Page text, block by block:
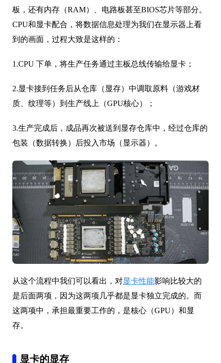
板，还有内存（RAM）、电路板甚至BIOS芯片等部分。
CPU和显卡配合，将数据信息处理为我们在显示器上看
到的画面，过程大致是这样的：
1.CPU 下单，将生产任务通过主板总线传输给显卡；
2.显卡接到任务后从仓库（显存）中调取原料（游戏材
质、纹理等）到生产线上（GPU核心）；
3.生产完成后，成品再次被送到显存仓库中，经过仓库的
包装（数据转换）后投入市场（显示器）。
从这个流程中我们可以看出，对显卡性能影响比较大的
是后面两项，因为这两项几乎都是显卡独立完成的。而
这两项中，承担最重要工作的，是核心（GPU）和显
存。
显卡的显存